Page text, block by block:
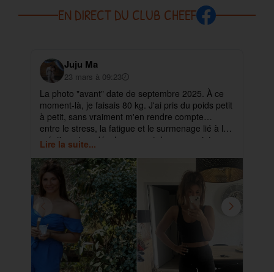
EN DIRECT DU CLUB CHEEF
Juju Ma
23 mars à 09:23
La photo "avant" date de septembre 2025. À ce
moment-là, je faisais 80 kg. J'ai pris du poids petit
à petit, sans vraiment m'en rendre compte…
entre le stress, la fatigue et le surmenage lié à la
création et au développement de mes projets.
Lire la suite...